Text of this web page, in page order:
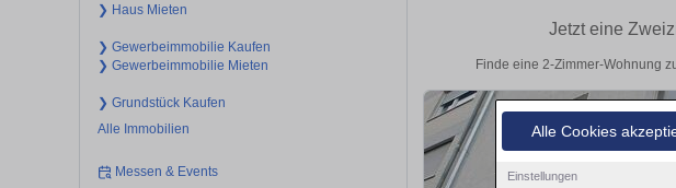
Alle Cookies
Einstellungen
❯ Haus Mieten
❯ Gewerbeimmobilie Kaufen
❯ Gewerbeimmobilie Mieten
❯ Grundstück Kaufen
Alle Immobilien
Messen & Events
Jetzt eine
Finde eine 2-Zimmer-Wohnung